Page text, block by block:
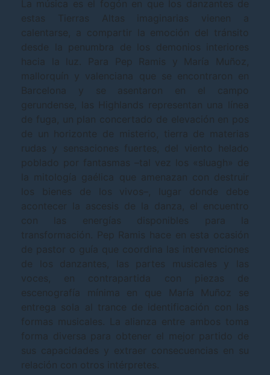
La música es el fogón en que los danzantes de
estas Tierras Altas imaginarias vienen a
calentarse, a compartir la emoción del tránsito
desde la penumbra de los demonios interiores
hacia la luz. Para Pep Ramis y María Muñoz,
mallorquín y valenciana que se encontraron en
Barcelona y se asentaron en el campo
gerundense, las Highlands representan una línea
de fuga, un plan concertado de elevación en pos
de un horizonte de misterio, tierra de materias
rudas y sensaciones fuertes, del viento helado
poblado por fantasmas –tal vez los «sluagh» de
la mitología gaélica que amenazan con destruir
los bienes de los vivos–, lugar donde debe
acontecer la ascesis de la danza, el encuentro
con las energías disponibles para la
transformación. Pep Ramis hace en esta ocasión
de pastor o guía que coordina las intervenciones
de los danzantes, las partes musicales y las
voces, en contrapartida con piezas de
escenografía mínima en que María Muñoz se
entrega sola al trance de identificación con las
formas musicales. La alianza entre ambos toma
forma diversa para obtener el mejor partido de
sus capacidades y extraer consecuencias en su
relación con otros intérpretes.